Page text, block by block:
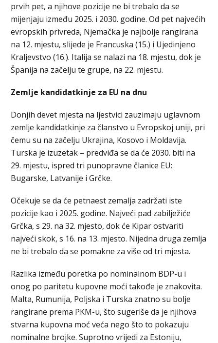
prvih pet, a njihove pozicije ne bi trebalo da se
mijenjaju između 2025. i 2030. godine. Od pet najvećih
evropskih privreda, Njemačka je najbolje rangirana
na 12. mjestu, slijede je Francuska (15.) i Ujedinjeno
Kraljevstvo (16.). Italija se nalazi na 18. mjestu, dok je
Španija na začelju te grupe, na 22. mjestu.
Zemlje kandidatkinje za EU na dnu
Donjih devet mjesta na ljestvici zauzimaju uglavnom
zemlje kandidatkinje za članstvo u Evropskoj uniji, pri
čemu su na začelju Ukrajina, Kosovo i Moldavija.
Turska je izuzetak – predviđa se da će 2030. biti na
29. mjestu, ispred tri punopravne članice EU:
Bugarske, Latvanije i Grčke.
Očekuje se da će petnaest zemalja zadržati iste
pozicije kao i 2025. godine. Najveći pad zabilježiće
Grčka, s 29. na 32. mjesto, dok će Kipar ostvariti
najveći skok, s 16. na 13. mjesto. Nijedna druga zemlja
ne bi trebalo da se pomakne za više od tri mjesta.
Razlika između poretka po nominalnom BDP-u i
onog po paritetu kupovne moći takođe je znakovita.
Malta, Rumunija, Poljska i Turska znatno su bolje
rangirane prema PKM-u, što sugeriše da je njihova
stvarna kupovna moć veća nego što to pokazuju
nominalne brojke. Suprotno vrijedi za Estoniju,